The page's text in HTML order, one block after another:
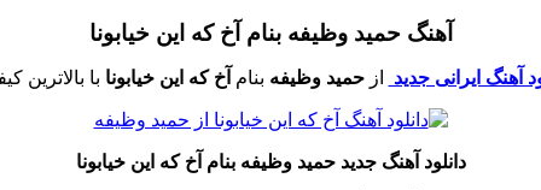
آهنگ حمید وظیفه بنام آخ که این خیابونا
آهنگ ایرانی جدید ازحمید وظیفه بنام آخ که این خیابونا با بالاترین
دانلود آهنگ جدید حمید وظیفه بنام آخ که این خیابونا